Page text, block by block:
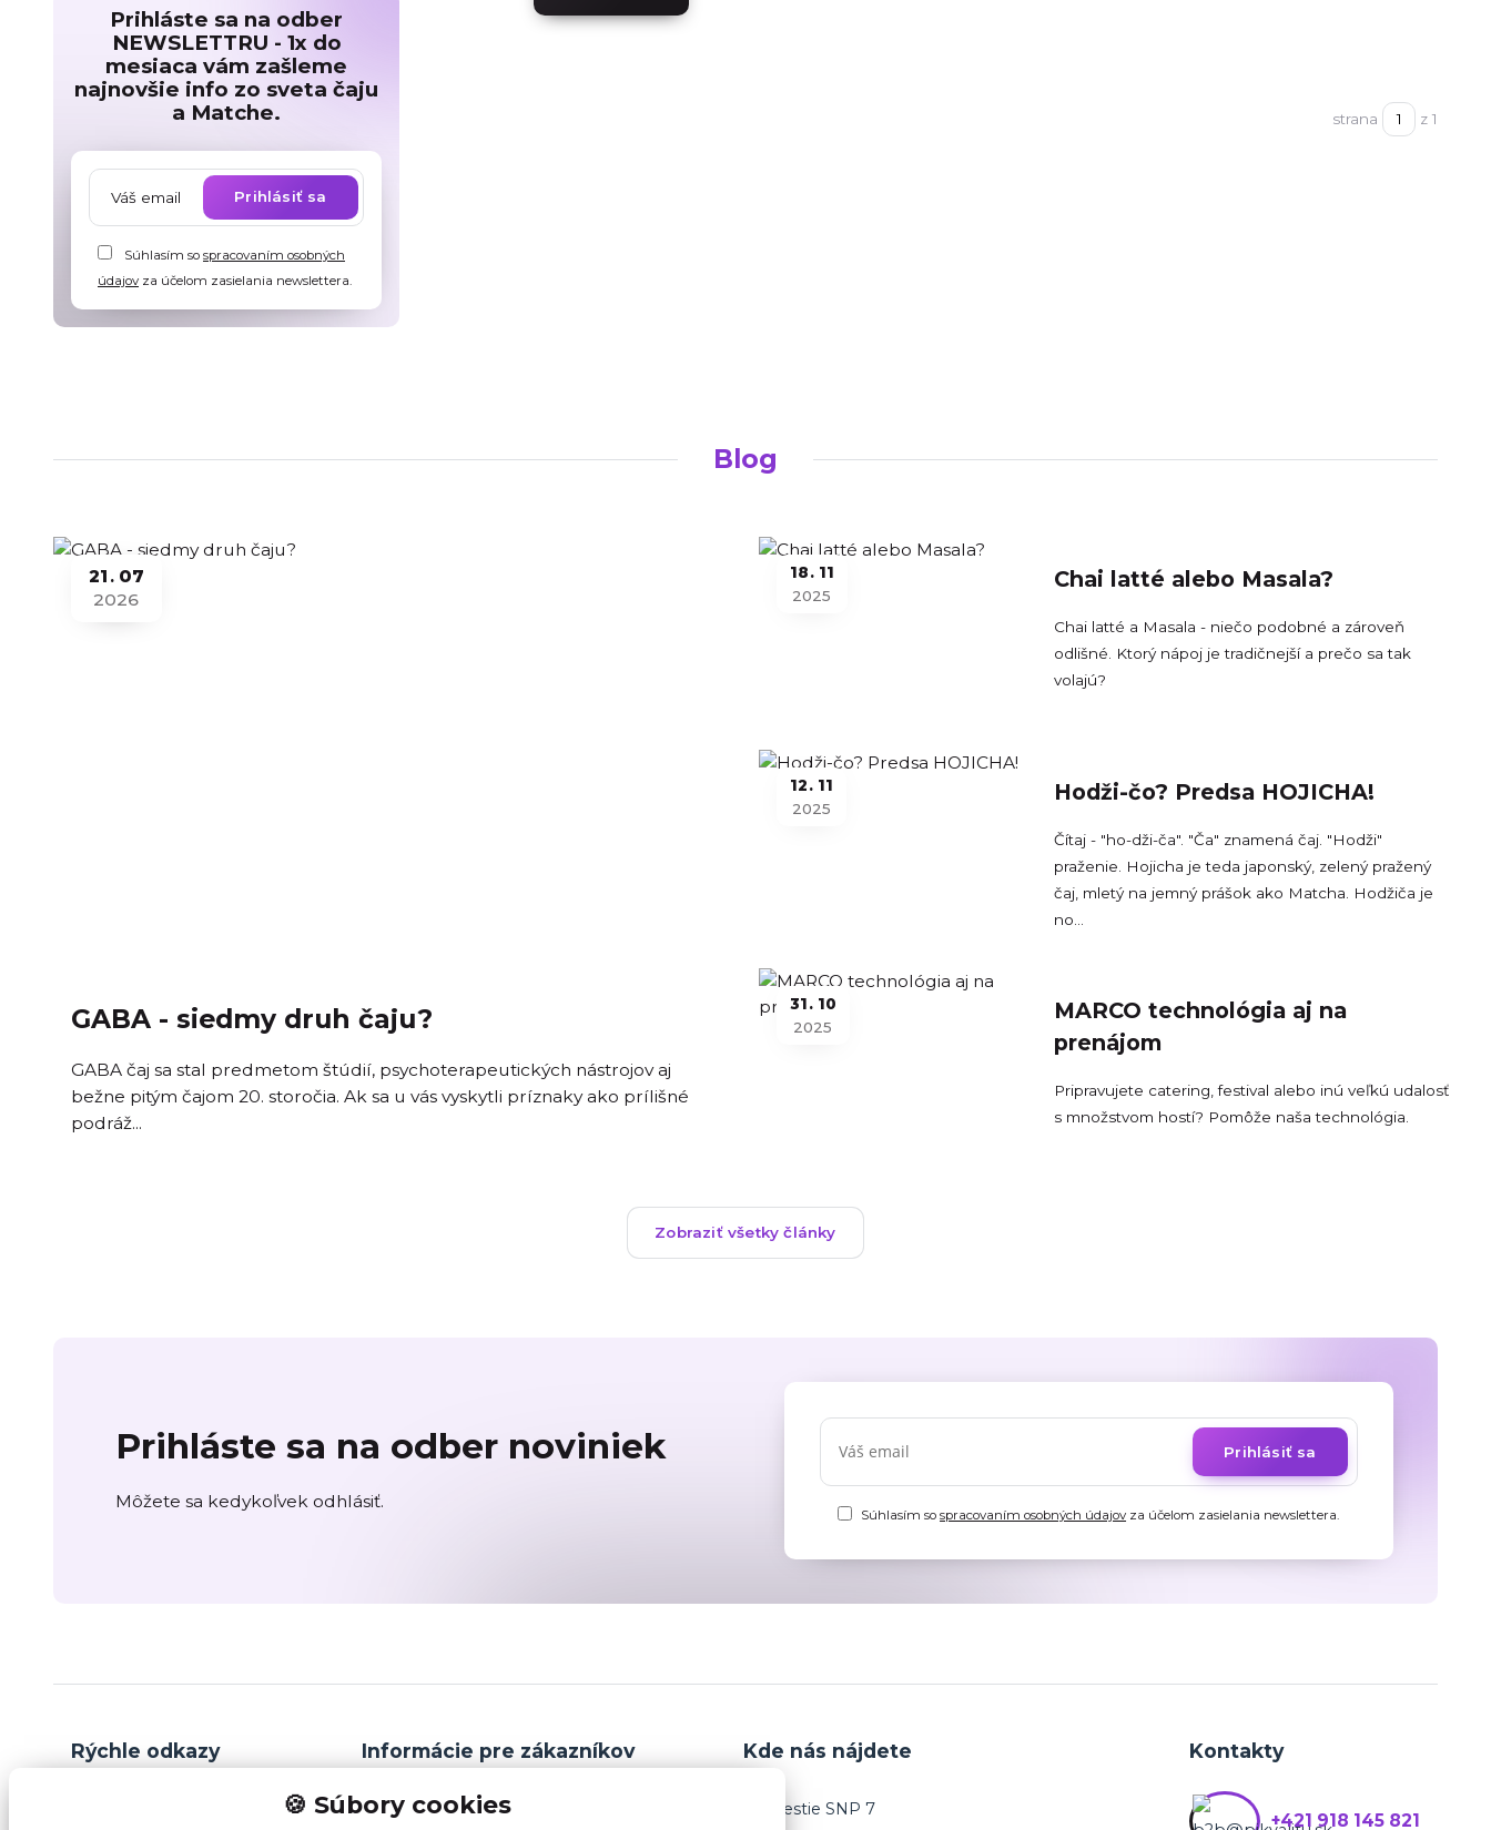
Prihláste sa na odber
NEWSLETTRU - 1x do
mesiaca vám zašleme
najnovšie info zo sveta čaju
a Matche.
Prihlásiť sa
Súhlasím so spracovaním osobných
údajov za účelom zasielania newslettera.
strana z 1
Blog
21
07
2026
GABA - siedmy druh čaju?
GABA čaj sa stal predmetom štúdií, psychoterapeutických nástrojov aj
bežne pitým čajom 20. storočia. Ak sa u vás vyskytli príznaky ako prílišné
podráž...
18
11
2025
Chai latté alebo Masala?
Chai latté a Masala - niečo podobné a zároveň
odlišné. Ktorý nápoj je tradičnejší a prečo sa tak
volajú?
12
11
2025
Hodži-čo? Predsa HOJICHA!
Čítaj - "ho-dži-ča". "Ča" znamená čaj. "Hodži"
praženie. Hojicha je teda japonský, zelený pražený
čaj, mletý na jemný prášok ako Matcha. Hodžiča je
no...
31
10
2025
MARCO technológia aj na
prenájom
Pripravujete catering, festival alebo inú veľkú udalosť
s množstvom hostí? Pomôže naša technológia.
Zobraziť všetky články
Prihláste sa na odber noviniek
Môžete sa kedykoľvek odhlásiť.
Prihlásiť sa
Súhlasím sospracovaním osobných údajov za účelom zasielania newslettera.
Rýchle odkazy Informácie pre zákazníkov
OBCHODNÉ PODMIENKY
Kde nás nájdete
Námestie SNP 7
Kontakty
+421 918 145 821
🍪 Súbory cookies